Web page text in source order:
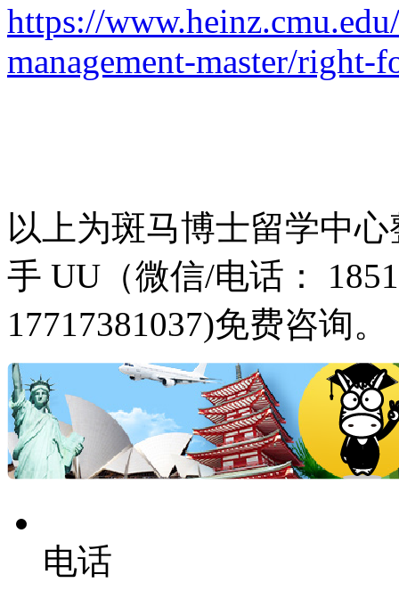
https://
management-master/right-
以上为斑马博士留学中
手 UU（微信/电话：
17717381037)免费咨询。
电话